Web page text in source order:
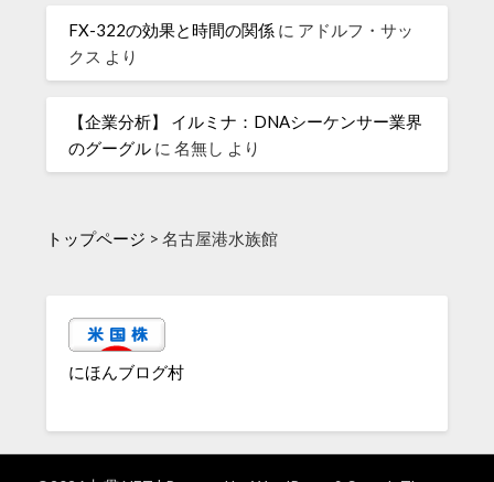
FX-322の効果と時間の関係 に アドルフ・サッ
クス より
【企業分析】 イルミナ：DNAシーケンサー業界
のグーグル に名無し より
トップページ > 名古屋港水族館
にほんブログ村